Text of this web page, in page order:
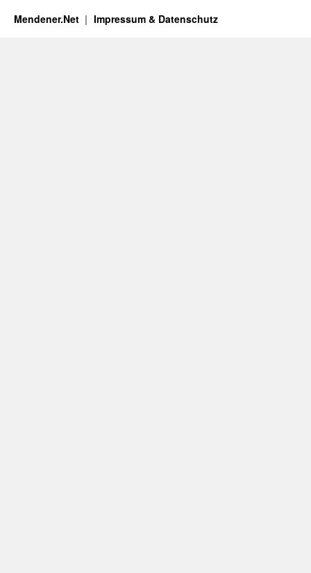
Mendener.Net Impressum & Datenschutz